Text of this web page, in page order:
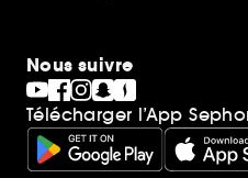
Nous suivre
Télécharger l’App